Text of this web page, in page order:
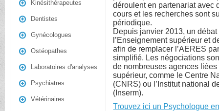
Kinésithérapeutes
Dentistes
Gynécologues
Ostéopathes
Laboratoires d'analyses
Psychiatres
Vétérinaires
déroulent en partenariat avec
cours et les recherches sont
périodique.
Depuis janvier 2013, un
l’Enseignement supérieur et
afin de remplacer l’AERES
simplifié. Les négociations
de nombreuses agences
supérieur, comme le Centre
(CNRS) ou l’Institut national
(Inserm).
Trouvez ici un Psychologue